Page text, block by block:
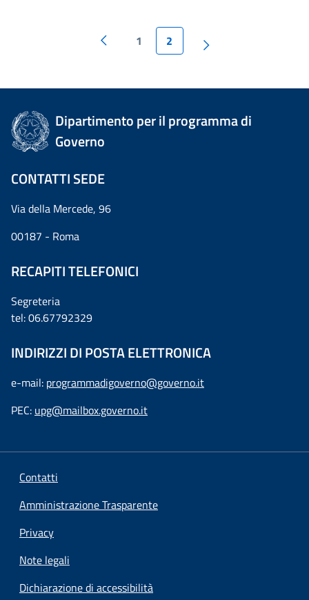
1 2
Dipartimento per il programma di
Governo
CONTATTI SEDE
Via della Mercede, 96
00187 - Roma
RECAPITI TELEFONICI
Segreteria
tel: 06.67792329
INDIRIZZI DI POSTA ELETTRONICA
e-mail: programmadigoverno@governo.it
PEC: upg@mailbox.governo.it
Contatti
Amministrazione Trasparente
Privacy
Note legali
Dichiarazione di accessibilità